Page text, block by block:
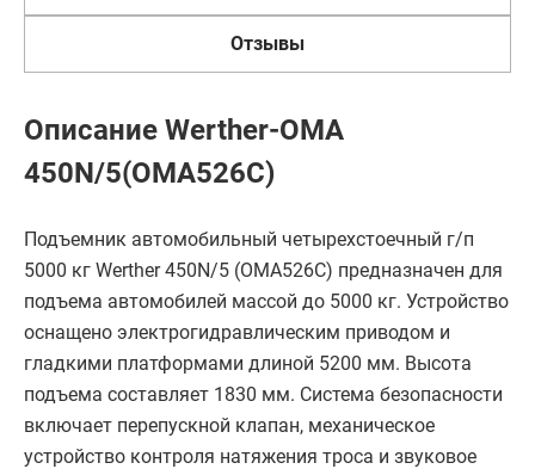
Отзывы
Описание Werther-OMA
450N/5(OMA526C)
Подъемник автомобильный четырехстоечный г/п
5000 кг Werther 450N/5 (OMA526C) предназначен для
подъема автомобилей массой до 5000 кг. Устройство
оснащено электрогидравлическим приводом и
гладкими платформами длиной 5200 мм. Высота
подъема составляет 1830 мм. Система безопасности
включает перепускной клапан, механическое
устройство контроля натяжения троса и звуковое